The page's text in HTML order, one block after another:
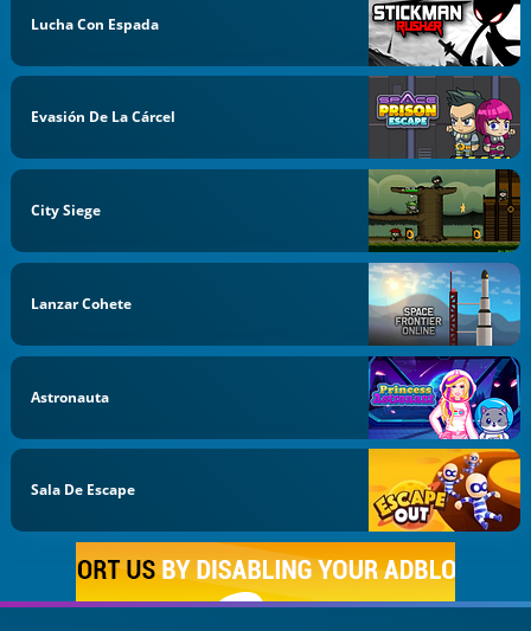
Lucha Con Espada
Evasión De La Cárcel
City Siege
Lanzar Cohete
Astronauta
Sala De Escape